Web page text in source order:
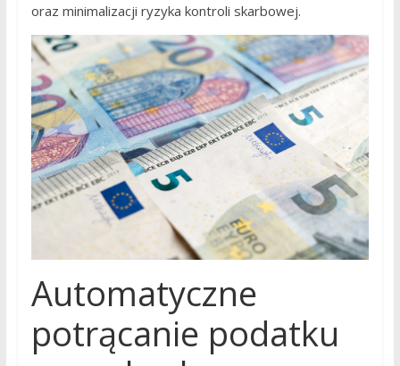
oraz minimalizacji ryzyka kontroli skarbowej.
Automatyczne
potrącanie podatku